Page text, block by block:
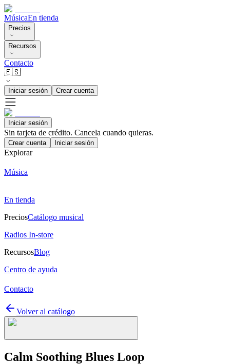
MúsicaEn tienda
Precios
Recursos
Contacto
🇪🇸
Iniciar sesión Crear cuenta
Iniciar sesión
Sin tarjeta de crédito. Cancela cuando quieras.
Crear cuenta Iniciar sesión
Explorar
Música
En tienda
PreciosCatálogo musical
Radios In-store
RecursosBlog
Centro de ayuda
Contacto
Volver al catálogo
Calm Soothing Blues Loop